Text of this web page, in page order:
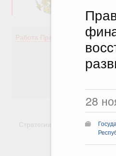
28
Работа Правительства
Стратегии